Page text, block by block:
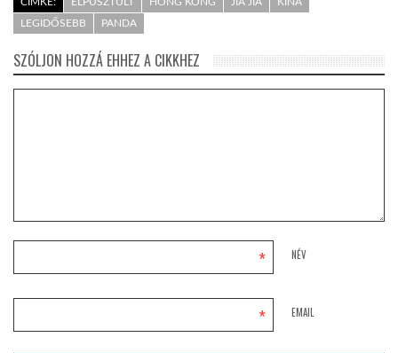
CÍMKE: ELPUSZTULT HONG KONG JIA JIA
KÍNA
LEGIDŐSEBB
PANDA
SZÓLJON HOZZÁ EHHEZ A CIKKHEZ
NÉV
*
EMAIL
*